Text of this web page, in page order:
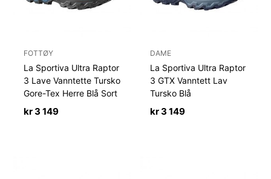
FOTTØY
La Sportiva Ultra Raptor
3 Lave Vanntette Tursko
Gore-Tex Herre Blå Sort
kr3 149
DAME
La Sportiva Ultra Raptor
3 GTX Vanntett Lav
Tursko Blå
kr3 149